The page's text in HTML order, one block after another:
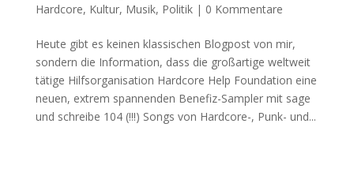
Hardcore, Kultur, Musik, Politik| 0 Kommentare
Heute gibt es keinen klassischen Blogpost von mir,
sondern die Information, dass die großartige weltweit
tätige Hilfsorganisation Hardcore Help Foundation eine
neuen, extrem spannenden Benefiz-Sampler mit sage
und schreibe 104 (!!!) Songs von Hardcore-, Punk- und...